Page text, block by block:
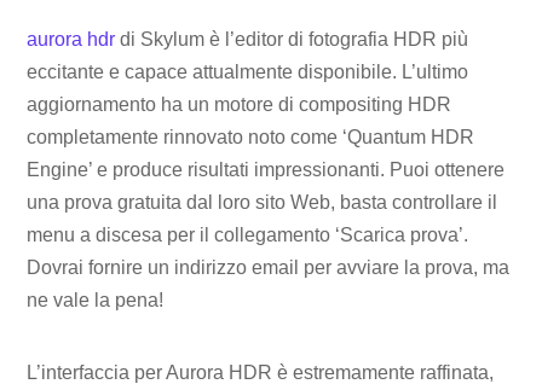
aurora hdr di Skylum è l’editor di fotografia HDR più
eccitante e capace attualmente disponibile. L’ultimo
aggiornamento ha un motore di compositing HDR
completamente rinnovato noto come ‘Quantum HDR
Engine’ e produce risultati impressionanti. Puoi ottenere
una prova gratuita dal loro sito Web, basta controllare il
menu a discesa per il collegamento ‘Scarica prova’.
Dovrai fornire un indirizzo email per avviare la prova, ma
ne vale la pena!
L’interfaccia per Aurora HDR è estremamente raffinata,